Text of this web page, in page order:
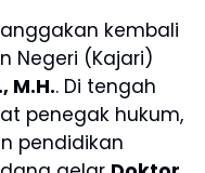
kembali
Negeri (Kajari)
M.H.. Di tengah
penegak hukum,
pendidikan